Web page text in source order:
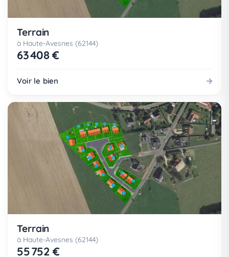
Terrain
à Haute-Avesnes (62144)
63 408 €
Voir le bien
Terrain
à Haute-Avesnes (62144)
55 752 €